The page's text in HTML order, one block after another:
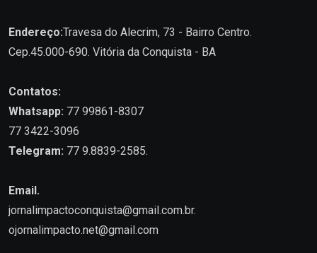
Endereço:Travesa do Alecrim, 73 - Bairro Centro.
Cep.45.000-690. Vitória da Conquista - BA
Contatos:
Whatsapp: 77 99861-8307
77 3422-3096
Telegram: 77 9.8839-2585.
Email.
jornalimpactoconquista@gmail.com.br.
ojornalimpacto.net@gmail.com